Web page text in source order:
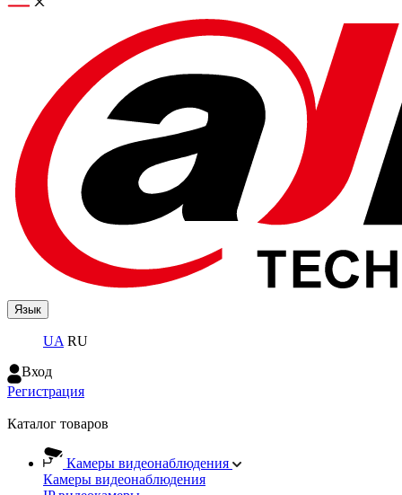
Язык
UA RU
Вход
Регистрация
Каталог товаров
Камеры видеонаблюдения
Камеры видеонаблюдения